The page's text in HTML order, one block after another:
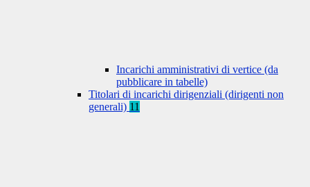
Incarichi amministrativi di vertice (da
pubblicare in tabelle)
Titolari di incarichi dirigenziali (dirigenti non
generali) 11